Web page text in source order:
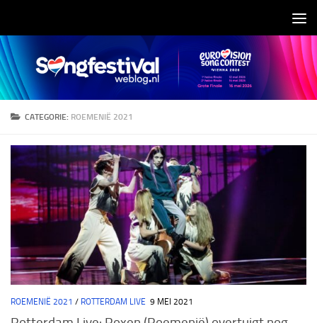
CATEGORIE: ROEMENIË 2021
ROEMENIË 2021 / ROTTERDAM LIVE 9 MEI 2021